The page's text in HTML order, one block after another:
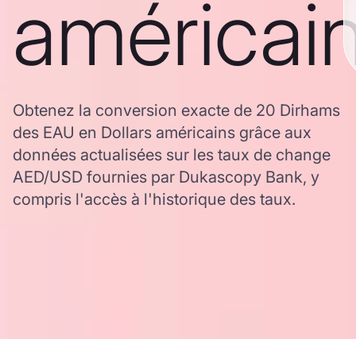
Obtenez la conversion exacte de 20 Dirhams
des EAU en Dollars américains grâce aux
données actualisées sur les taux de change
AED/USD fournies par Dukascopy Bank, y
compris l'accès à l'historique des taux.